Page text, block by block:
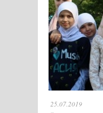
25.07.2019